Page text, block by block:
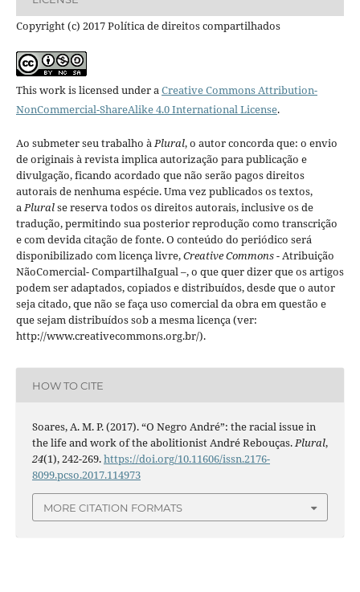
Copyright (c) 2017 Política de direitos compartilhados
This work is licensed under aCreative Commons Attribution-
NonCommercial-ShareAlike 4.0 International License.
Ao submeter seu trabalho àPlural, o autor concorda que: o envio
de originais à revista implica autorização para publicação e
divulgação, ficando acordado que não serão pagos direitos
autorais de nenhuma espécie. Uma vez publicados os textos,
aPluralse reserva todos os direitos autorais, inclusive os de
tradução, permitindo sua posterior reprodução como transcrição
e com devida citação de fonte.O conteúdo do periódico será
disponibilizado com licença livre,Creative Commons -Atribuição
NãoComercial- CompartilhaIgual –, o que quer dizer que os artigos
podem ser adaptados, copiados e distribuídos, desde que o autor
seja citado, que não se faça uso comercial da obra em questão e
que sejam distribuídos sob a mesma licença (ver:
http://www.creativecommons.org.br/).
HOW TO CITE
Soares, A. M. P. (2017). “O Negro André”: the racial issue in
the life and work of the abolitionist André Rebouças.Plural,
24(1), 242-269.https://doi.org/10.11606/issn.2176-
8099.pcso.2017.114973
MORE CITATION FORMATS